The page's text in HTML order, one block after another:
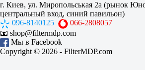
г. Киев, ул. Миропольськая 2а (рынок
центральный вход, синий павильон)
096-8140125
066-2808057
📧 shop@filtermdp.com
Мы в Facebook
Copyright © 2026 - FilterMDP.com